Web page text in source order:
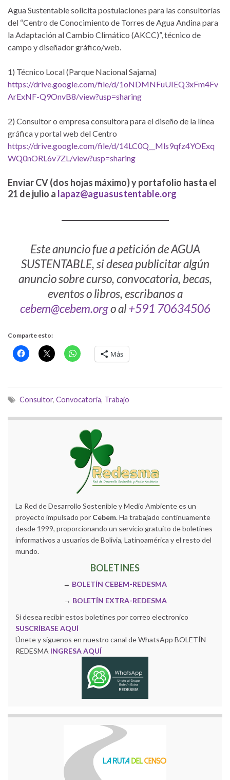
Agua Sustentable solicita postulaciones para las consultorías
del “Centro de Conocimiento de Torres de Agua Andina para
la Adaptación al Cambio Climático (AKCC)”, técnico de
campo y diseñador gráfico/web.
1) Técnico Local (Parque Nacional Sajama)
https://drive.google.com/file/d/1oNDMNFuUIEQ3xFm4Fv
ArExNF-Q9OnvB8/view?usp=sharing
2) Consultor o empresa consultora para el diseño de la línea
gráfica y portal web del Centro
https://drive.google.com/file/d/14LC0Q__Mls9qfz4YOExq
WQ0nORL6v7ZL/view?usp=sharing
Enviar CV (dos hojas máximo) y portafolio hasta el
21 de julio a lapaz@aguasustentable.org
Este anuncio fue a petición de AGUA
SUSTENTABLE, si desea publicitar algún
anuncio sobre curso, convocatoria, becas,
eventos o libros, escribanos a
cebem@cebem.orgo al+591 70634506
Comparte esto:
Más
Consultor, Convocatoria, Trabajo
La Red de Desarrollo Sostenible y Medio Ambiente es un
proyecto impulsado por Cebem. Ha trabajado continuamente
desde 1999, proporcionando un servicio gratuito de boletines
informativos a usuarios de Bolivia, Latinoamérica y el resto del
mundo.
BOLETINES
→ BOLETÍN CEBEM-REDESMA
→ BOLETÍN EXTRA-REDESMA
Si desea recibir estos boletines por correo electronico
SUSCRÍBASE AQUÍ
Únete y siguenos en nuestro canal de WhatsApp BOLETÍN
REDESMA INGRESA AQUÍ